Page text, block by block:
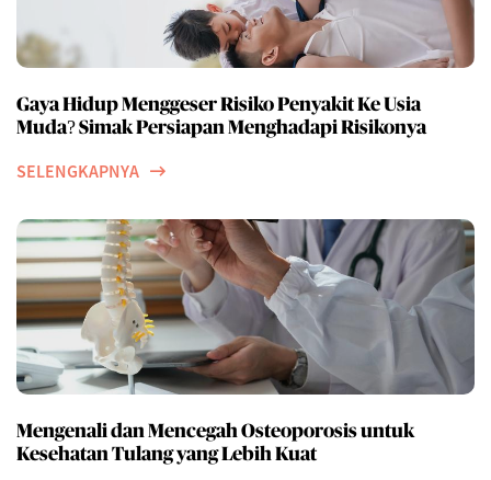
Gaya Hidup Menggeser Risiko Penyakit Ke Usia
Muda? Simak Persiapan Menghadapi Risikonya
SELENGKAPNYA
Mengenali dan Mencegah Osteoporosis untuk
Kesehatan Tulang yang Lebih Kuat